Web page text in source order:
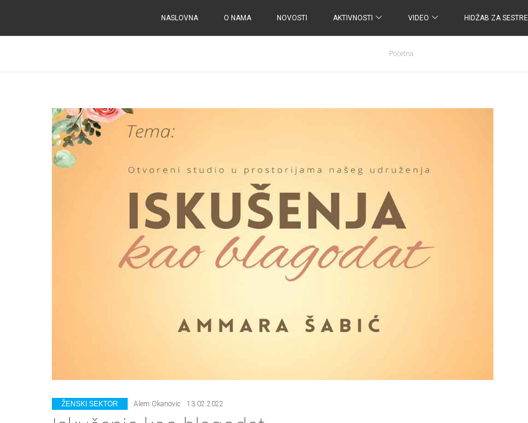
NASLOVNA O NAMA NOVOSTI AKTIVNOSTI VIDEO HIDŽAB ZA SESTRE
Početna
CATEGORIES
ŽENSKI SEKTOR Alem Okanovic 13.02.2022